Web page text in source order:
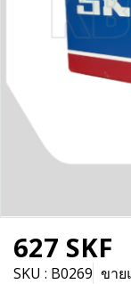
627 SKF
SKU : B0269 ขาย